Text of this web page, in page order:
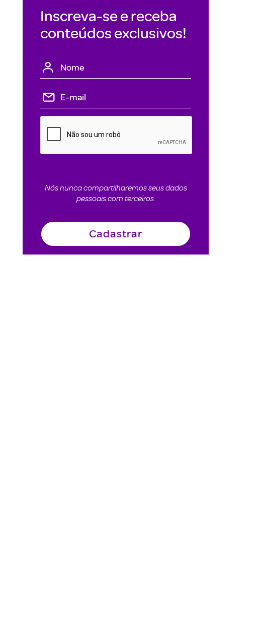
Inscreva-se e receba
conteúdos exclusivos!
Nós nunca compartilharemos seus dados
pessoais com terceiros.